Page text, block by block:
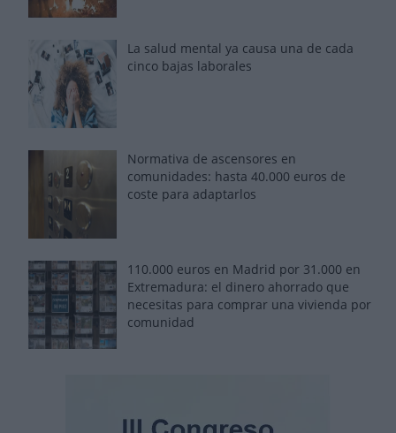
La salud mental ya causa una de cada
cinco bajas laborales
Normativa de ascensores en
comunidades: hasta 40.000 euros de
coste para adaptarlos
110.000 euros en Madrid por 31.000 en
Extremadura: el dinero ahorrado que
necesitas para comprar una vivienda por
comunidad